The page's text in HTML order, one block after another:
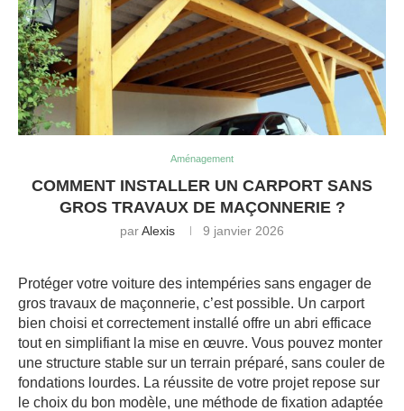
Aménagement
COMMENT INSTALLER UN CARPORT SANS
GROS TRAVAUX DE MAÇONNERIE ?
parAlexis 9 janvier 2026
Protéger votre voiture des intempéries sans engager de
gros travaux de maçonnerie, c’est possible. Un carport
bien choisi et correctement installé offre un abri efficace
tout en simplifiant la mise en œuvre. Vous pouvez monter
une structure stable sur un terrain préparé, sans couler de
fondations lourdes. La réussite de votre projet repose sur
le choix du bon modèle, une méthode de fixation adaptée